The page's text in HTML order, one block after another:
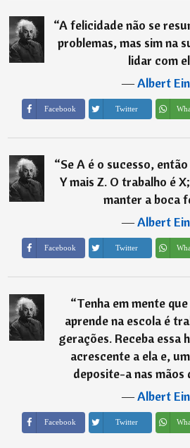
“A felicidade não se
problemas, mas sim na
lidar com
―Albert
Facebook Twitter
“Se A é o sucesso,
Y mais Z. O trabalho é
manter a boca
―Albert
Facebook Twitter
“Tenha em mente
aprende na escola é
gerações. Receba essa
acrescente a ela e,
deposite-a nas mãos
―Albert
Facebook Twitter